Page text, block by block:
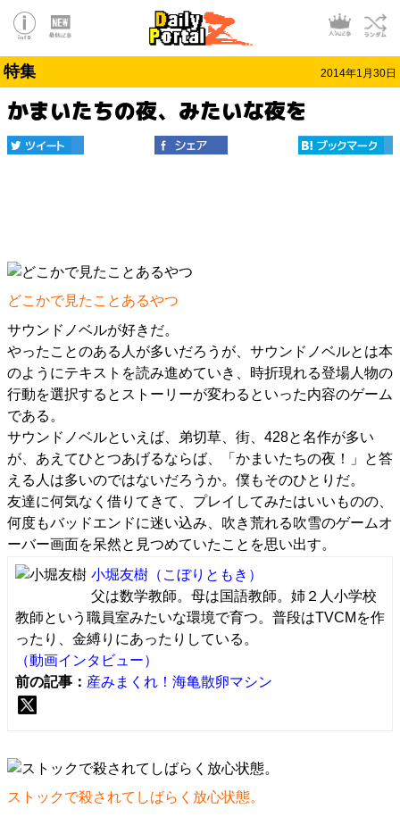
特集 2014年1月30日
かまいたちの夜、みたいな夜を
どこかで見たことあるやつ
サウンドノベルが好きだ。
やったことのある人が多いだろうが、サウンドノベルとは本
のようにテキストを読み進めていき、時折現れる登場人物の
行動を選択するとストーリーが変わるといった内容のゲーム
である。
サウンドノベルといえば、弟切草、街、428と名作が多い
が、あえてひとつあげるならば、「かまいたちの夜！」と答
える人は多いのではないだろうか。僕もそのひとりだ。
友達に何気なく借りてきて、プレイしてみたはいいものの、
何度もバッドエンドに迷い込み、吹き荒れる吹雪のゲームオ
ーバー画面を呆然と見つめていたことを思い出す。
小堀友樹 （こぼりともき）
父は数学教師。母は国語教師。姉２人小学校
教師という職員室みたいな環境で育つ。普段はTVCMを作
ったり、金縛りにあったりしている。
（動画インタビュー）
前の記事： 産みまくれ！海亀散卵マシン
ストックで殺されてしばらく放心状態。